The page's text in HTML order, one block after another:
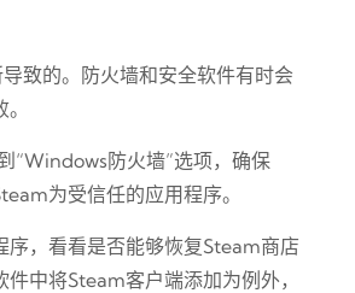
致的。防火墙和安全软件有时会
“Windows防火墙”选项，确保
为受信任的应用程序。
，看看是否能够恢复Steam商店
中将Steam客户端添加为例外，